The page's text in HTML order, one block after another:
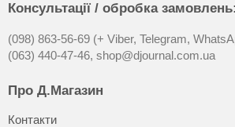
Консультації / обробка замовлень:
(098) 863-56-69 (+ Viber, Telegram,
(063) 440-47-46, shop@djournal.com.ua
Про Д.Магазин
Контакти